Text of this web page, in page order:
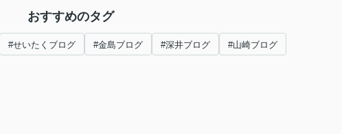
おすすめのタグ
#せいたくブログ #金島ブログ #深井ブログ #山崎ブログ